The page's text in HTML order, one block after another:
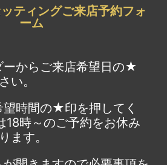
ティングご来店予約フォ
ーム
からご来店希望日の★
い。
時間の★印を押してく
18時～のご予約をお休み
ます。